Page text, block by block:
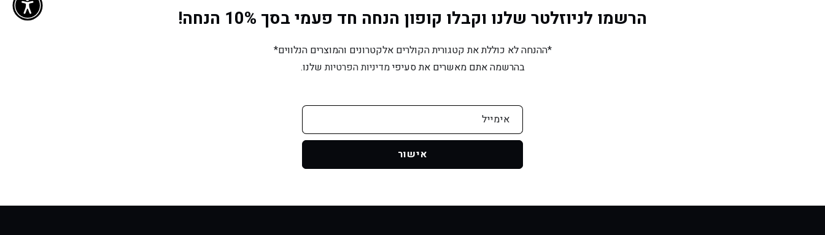
הרשמו לניוזלטר שלנו וקבלו קופון הנחה חד פעמי בסך 10% הנחה!
*ההנחה לא כוללת את קטגורית הקולרים אלקטרונים והמוצרים הנלווים*
בהרשמה אתם מאשרים את סעיפימדיניות הפרטיותשלנו.
אימייל
אישור